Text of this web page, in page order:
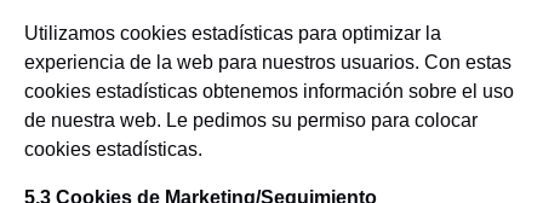
Utilizamos cookies estadísticas para optimizar la
experiencia de la web para nuestros usuarios. Con estas
cookies estadísticas obtenemos información sobre el uso
de nuestra web. Le pedimos su permiso para colocar
cookies estadísticas.
5.3 Cookies de Marketing/Seguimiento